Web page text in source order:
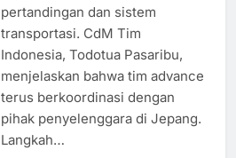
pertandingan dan sistem
transportasi. CdM Tim
Indonesia, Todotua Pasaribu,
menjelaskan bahwa tim advance
terus berkoordinasi dengan
pihak penyelenggara di Jepang.
Langkah…